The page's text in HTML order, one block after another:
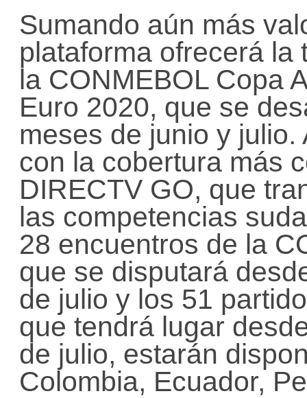
Sumando aún más
plataforma ofrecerá la
la CONMEBOL Copa
Euro 2020, que se
meses de junio y
con la cobertura más
DIRECTV GO, que
las competencias
28 encuentros de la
que se disputará
de julio y los 51
que tendrá lugar
de julio, estarán
Colombia, Ecuador,